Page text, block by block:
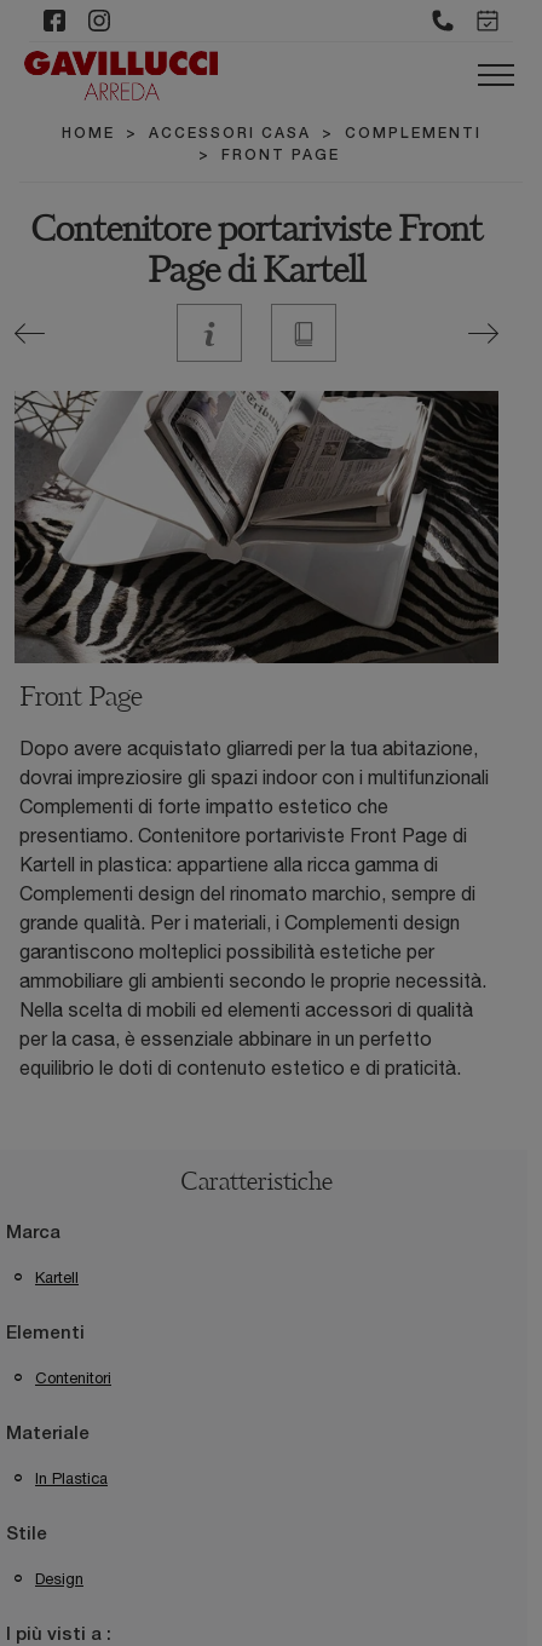
HOME > ACCESSORI CASA >
COMPLEMENTI
>
FRONT PAGE
Contenitore portariviste Front
Page di Kartell
Front Page
Dopo avere acquistato gliarredi per la tua abitazione,
dovrai impreziosire gli spazi indoor con i multifunzionali
Complementi di forte impatto estetico che
presentiamo. Contenitore portariviste Front Page di
Kartell in plastica: appartiene alla ricca gamma di
Complementi design del rinomato marchio, sempre di
grande qualità. Per i materiali, i Complementi design
garantiscono molteplici possibilità estetiche per
ammobiliare gli ambienti secondo le proprie necessità.
Nella scelta di mobili ed elementi accessori di qualità
per la casa, è essenziale abbinare in un perfetto
equilibrio le doti di contenuto estetico e di praticità.
Caratteristiche
Marca
Kartell
Elementi
Contenitori
Materiale
In Plastica
Stile
Design
I più visti a :